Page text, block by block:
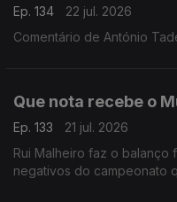
Ep. 134
22 jul. 2026
Comentário de António
Que nota recebe o
Ep. 133
21 jul. 2026
Rui Malheiro faz o balanço
negativos do campeonato